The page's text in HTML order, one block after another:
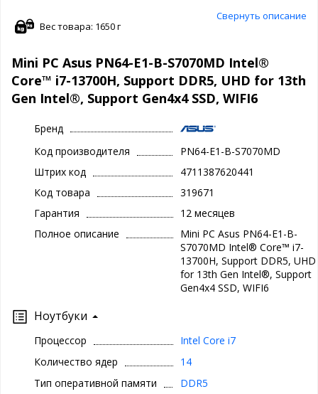
Свернуть описание
Вес товара: 1650 г
Mini PC Asus PN64-E1-B-S7070MD Intel®
Core™ i7-13700H, Support DDR5, UHD for 13th
Gen Intel®, Support Gen4x4 SSD, WIFI6
Бренд
Код производителя
PN64-E1-B-S7070MD
Штрих код
4711387620441
Код товара
319671
Гарантия
12 месяцев
Полное описание
Mini PC Asus PN64-E1-B-
S7070MD Intel® Core™ i7-
13700H, Support DDR5, UHD
for 13th Gen Intel®, Support
Gen4x4 SSD, WIFI6
Ноутбуки
Процессор
Intel Core i7
Количество ядер
14
Тип оперативной памяти
DDR5